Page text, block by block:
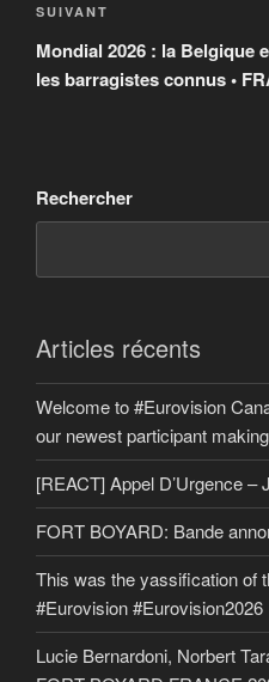
Article
suivant
SUIVANT
Mondial 2026 : la Belgique
les barragistes connus •
Rechercher
Articles récents
Welcome to #Eurovision
our newest participant
[REACT] Appel D’Urgence
FORT BOYARD: Bande
This was the yassification
#Eurovision #Eurovision2026
Lucie Bernardoni, Norbert